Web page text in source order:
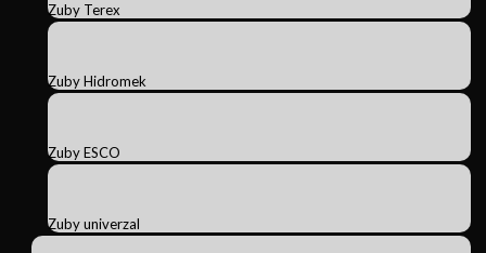
Zuby Terex
Zuby Hidromek
Zuby ESCO
Zuby univerzal